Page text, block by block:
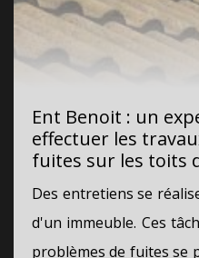
Ent Benoit : un
effectuer les
fuites sur les toits
Des entretiens se
d'un immeuble. Ces
problèmes de fuites se